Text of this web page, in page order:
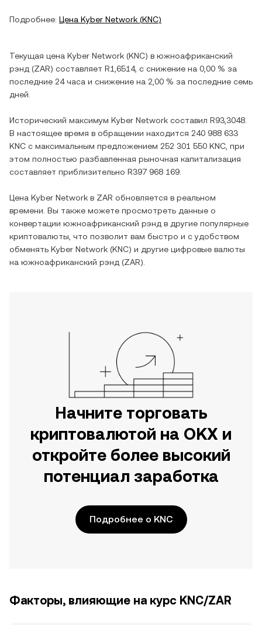
Подробнее: Цена Kyber Network (KNC)
Текущая цена Kyber Network (KNC) в южноафриканский
рэнд (ZAR) составляет R1,6514, c снижение на 0,00 % за
последние 24 часа и снижение на 2,00 % за последние семь
дней.
Исторический максимум Kyber Network составил R93,3048
В настоящее время в обращении находится 240 988 633
KNC с максимальным предложением 252 301 550 KNC , при
этом полностью разбавленная рыночная капитализация
составляет приблизительно R397 968 169
Цена Kyber Network в ZAR обновляется в реальном
времени. Вы также можете просмотреть данные о
конвертации южноафриканский рэнд в другие популярные
криптовалюты, что позволит вам быстро и с удобством
обменять Kyber Network (KNC) и другие цифровые валюты
на южноафриканский рэнд (ZAR).
Начните торговать
криптовалютой на OKX и
откройте более высокий
потенциал заработка
Подробнее о KNC
Факторы, влияющие на курс KNC/ZAR